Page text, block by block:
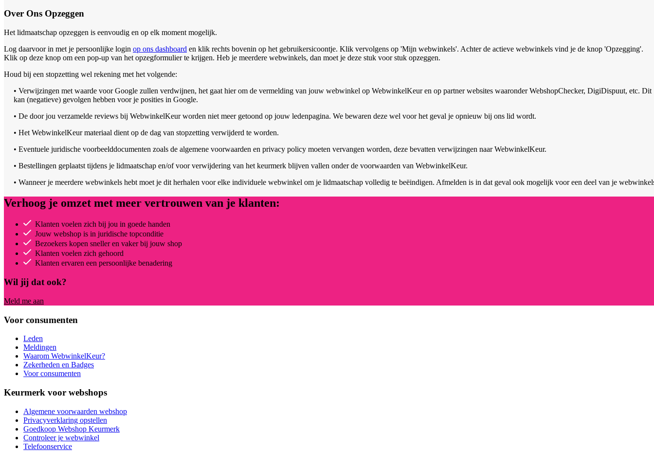
Over Ons Opzeggen
Het lidmaatschap opzeggen is eenvoudig en op elk moment mogelijk.
Log daarvoor in met je persoonlijke login op ons dashboard en klik rechts bovenin op het gebruikersicoontje. Klik vervolgens op 'Mijn webwinkels'. Achter de actieve webwinkels vind je de knop 'Opzegging'.
Klik op deze knop om een pop-up van het opzegformulier te krijgen. Heb je meerdere webwinkels, dan moet je deze stuk voor stuk opzeggen.
Houd bij een stopzetting wel rekening met het volgende:
• Verwijzingen met waarde voor Google zullen verdwijnen, het gaat hier om de vermelding van jouw webwinkel op WebwinkelKeur en op partner websites waaronder WebshopChecker, DigiDispuut, etc. Dit
kan (negatieve) gevolgen hebben voor je posities in Google.
• De door jou verzamelde reviews bij WebwinkelKeur worden niet meer getoond op jouw ledenpagina. We bewaren deze wel voor het geval je opnieuw bij ons lid wordt.
• Het WebwinkelKeur materiaal dient op de dag van stopzetting verwijderd te worden.
• Eventuele juridische voorbeelddocumenten zoals de algemene voorwaarden en privacy policy moeten vervangen worden, deze bevatten verwijzingen naar WebwinkelKeur.
• Bestellingen geplaatst tijdens je lidmaatschap en/of voor verwijdering van het keurmerk blijven vallen onder de voorwaarden van WebwinkelKeur.
• Wanneer je meerdere webwinkels hebt moet je dit herhalen voor elke individuele webwinkel om je lidmaatschap volledig te beëindigen. Afmelden is in dat geval ook mogelijk voor een deel van je
Verhoog je omzet met meer vertrouwen van je klanten:
Klanten voelen zich bij jou in goede handen
Jouw webshop is in juridische topconditie
Bezoekers kopen sneller en vaker bij jouw shop
Klanten voelen zich gehoord
Klanten ervaren een persoonlijke benadering
Wil jij dat ook?
Meld me aan
Voor consumenten
Leden
Meldingen
Waarom WebwinkelKeur?
Zekerheden en Badges
Voor consumenten
Keurmerk voor webshops
Algemene voorwaarden webshop
Privacyverklaring opstellen
Goedkoop Webshop Keurmerk
Controleer je webwinkel
Telefoonservice